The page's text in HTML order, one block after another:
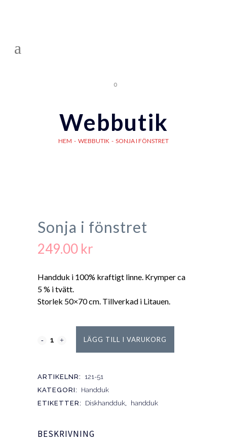
0
Webbutik
HEM - WEBBUTIK - SONJA I FÖNSTRET
Sonja i fönstret
249.00 kr
Handduk i 100% kraftigt linne. Krymper ca
5 % i tvätt.
Storlek 50×70 cm. Tillverkad i Litauen.
LÄGG TILL I VARUKORG
ARTIKELNR:
121-51
KATEGORI:
Handduk
ETIKETTER:
Diskhandduk, handduk
BESKRIVNING